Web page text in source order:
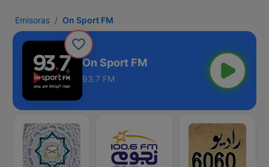
Emisoras On Sport FM
On Sport FM
93.7 FM